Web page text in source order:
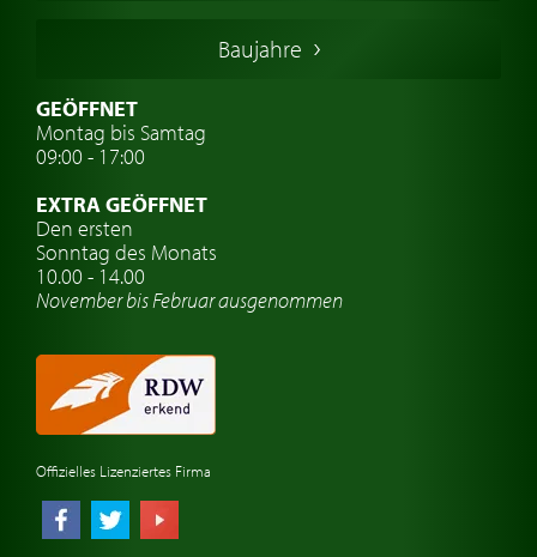
Schwedische Oldtimer
Oldtimer mit h-kennzeichen
Auto Oldtimer Markt
Oldtimer-Versicherung
Oldtimer-Clubs
Oldtimer-Reisen
Automarken uhren
Baujahre
GEÖFFNET
Montag bis Samtag
09:00 - 17:00
EXTRA GEÖFFNET
Den ersten
Sonntag des Monats
10.00 - 14.00
November bis Februar ausgenommen
Offizielles Lizenziertes Firma